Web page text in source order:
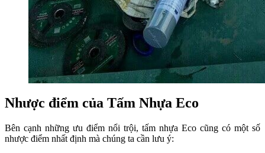
Nhược điểm của Tấm Nhựa Eco
Bên cạnh những ưu điểm nổi trội, tấm nhựa Eco cũng có một số
nhược điểm nhất định mà chúng ta cần lưu ý: